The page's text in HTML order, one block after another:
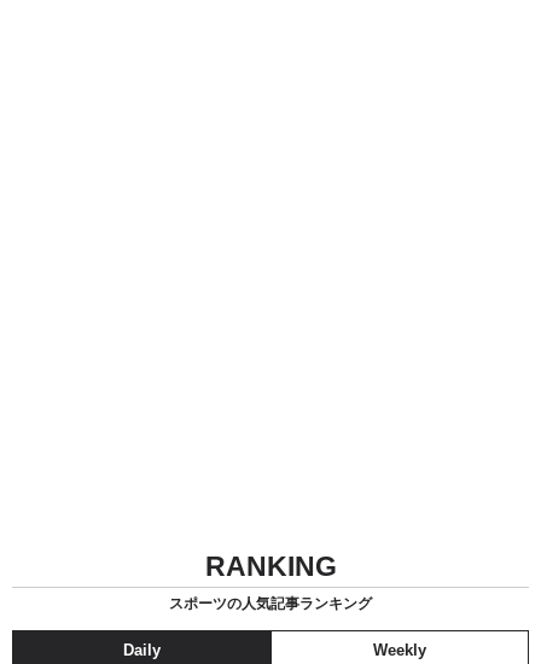
RANKING
スポーツの人気記事ランキング
Daily Weekly